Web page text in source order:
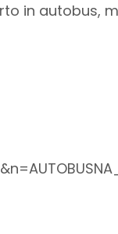
in autobus,